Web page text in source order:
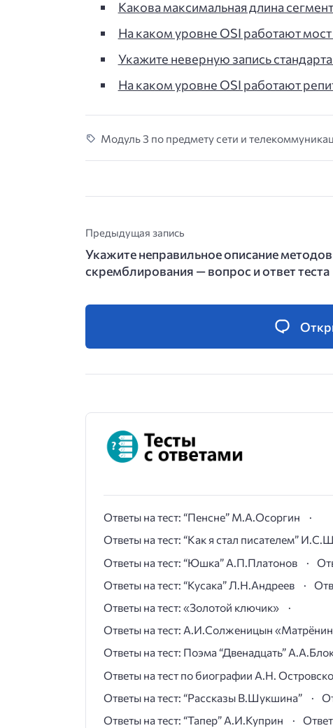
Какова максимальная длина
На каком уровне OSI работают
Укажите неверную запись
На каком уровне OSI работают
Модуль 3 по предмету сети и
Предыдущая запись
Укажите неправильное описание методов
скремблирования — вопрос и ответ теста
Ответы на тест: “Пенсне” М.А.Осоргин
Ответы на тест: “Как я стал писателем”
Ответы на тест: “Юшка” А.П.Платонов
Ответы на тест: “Кусака” Л.Н.Андреев
Ответы на тест: «Золотой ключик»
Ответы на тест: А.И.Солженицын
Ответы на тест: Поэма “Двенадцать”
Ответы на тест по биографии А.Н.
Ответы на тест: “Рассказы В.Шукшина”
Ответы на тест: “Тапер” А.И.Куприн